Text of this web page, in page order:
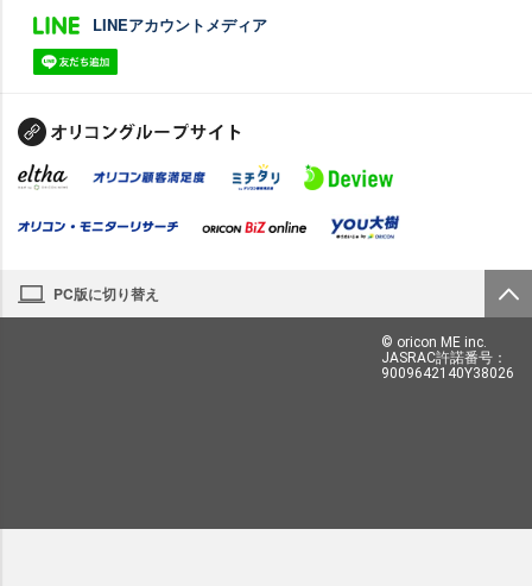
LINEアカウントメディア
PC版に切り替え
© oricon ME inc.
JASRAC許諾番号：
9009642140Y38026